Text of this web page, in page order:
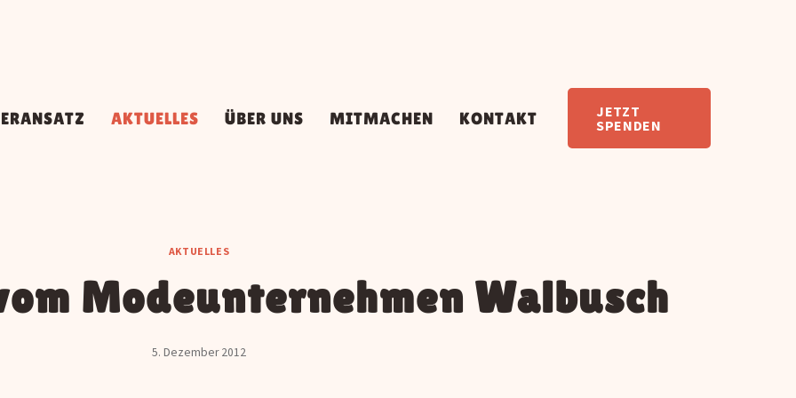
AKTUELLES ÜBER UNS MITMACHEN KONTAKT
JETZT
SPENDEN
AKTUELLES
Modeunternehmen Walbusch
5. Dezember 2012